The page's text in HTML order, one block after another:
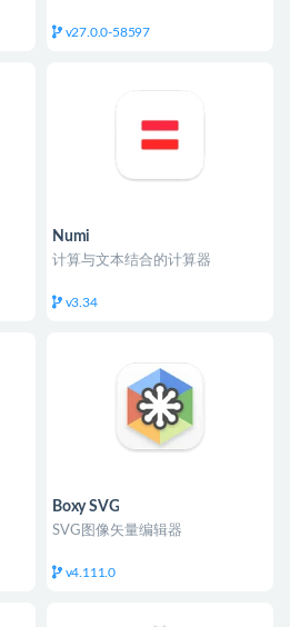
v27.0.0-58597
Numi
计算与文本结合的计算器
v3.34
Boxy SVG
SVG图像矢量编辑器
v4.111.0